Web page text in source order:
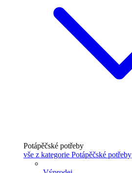
Potápěčské potřeby
vše z kategorie Potápěčské potřeby